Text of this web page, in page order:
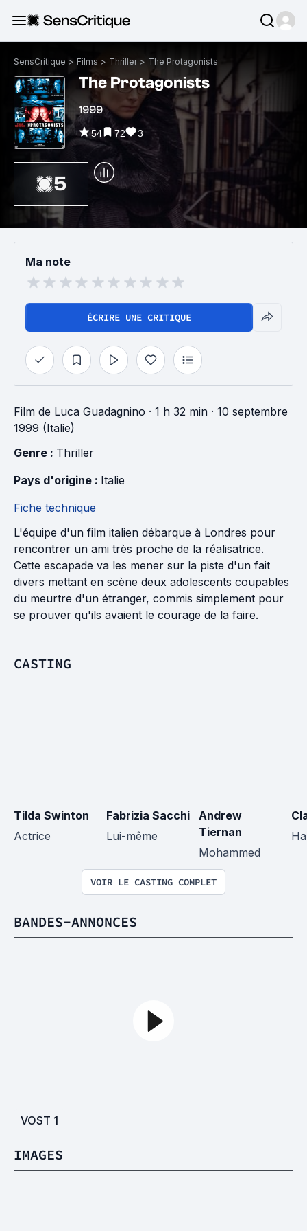
SensCritique > Films > Thriller > The Protagonists
The Protagonists
1999
54 72 3
5
Ma note
ÉCRIRE UNE CRITIQUE
Film de Luca Guadagnino · 1 h 32 min · 10 septembre
1999 (Italie)
Genre : Thriller
Pays d'origine : Italie
Fiche technique
L'équipe d'un film italien débarque à Londres pour
rencontrer un ami très proche de la réalisatrice.
Cette escapade va les mener sur la piste d'un fait
divers mettant en scène deux adolescents coupables
du meurtre d'un étranger, commis simplement pour
se prouver qu'ils avaient le courage de la faire.
CASTING
Tilda Swinton
Actrice
Fabrizia Sacchi
Lui-même
Andrew
Tiernan
Mohammed
VOIR LE CASTING COMPLET
BANDES-ANNONCES
VOST 1
IMAGES